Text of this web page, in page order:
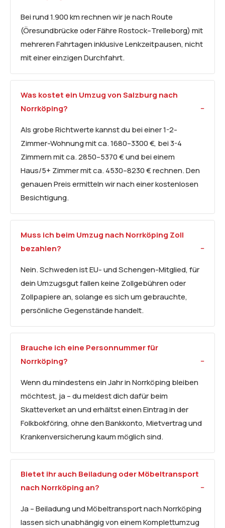
Bei rund 1.900 km rechnen wir je nach Route
(Öresundbrücke oder Fähre Rostock–Trelleborg) mit
mehreren Fahrtagen inklusive Lenkzeitpausen, nicht
mit einer einzigen Durchfahrt.
Was kostet ein Umzug von Salzburg nach
Norrköping?
Als grobe Richtwerte kannst du bei einer 1-2-
Zimmer-Wohnung mit ca. 1680–3300 €, bei 3-4
Zimmern mit ca. 2850–5370 € und bei einem
Haus/5+ Zimmer mit ca. 4530–8230 € rechnen. Den
genauen Preis ermitteln wir nach einer kostenlosen
Besichtigung.
Muss ich beim Umzug nach Norrköping Zoll
bezahlen?
Nein. Schweden ist EU- und Schengen-Mitglied, für
dein Umzugsgut fallen keine Zollgebühren oder
Zollpapiere an, solange es sich um gebrauchte,
persönliche Gegenstände handelt.
Brauche ich eine Personnummer für
Norrköping?
Wenn du mindestens ein Jahr in Norrköping bleiben
möchtest, ja – du meldest dich dafür beim
Skatteverket an und erhältst einen Eintrag in der
Folkbokföring, ohne den Bankkonto, Mietvertrag und
Krankenversicherung kaum möglich sind.
Bietet ihr auch Beiladung oderMöbeltransport
nach Norrköping an?
Ja – Beiladung und Möbeltransport nach Norrköping
lassen sich unabhängig von einem Komplettumzug